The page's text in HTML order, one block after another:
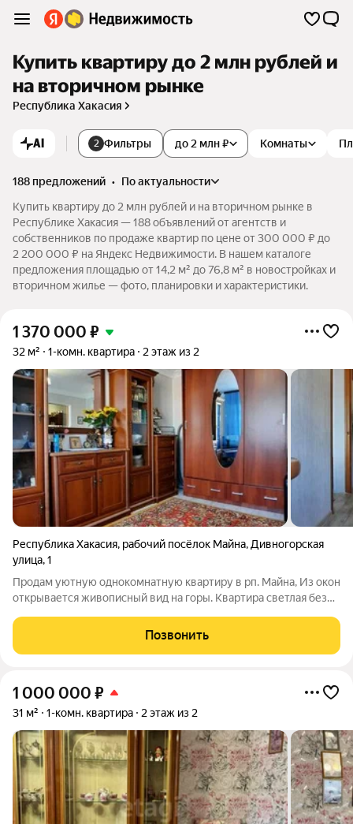
Купить квартиру до 2 млн рублей и
на вторичном рынке
Республика Хакасия
AI 2 Фильтры Комнаты
до 2 млн ₽
188 предложений •
по актуальности
Купить квартиру до 2 млн рублей и на вторичном рынке в
Республике Хакасия — 188 объявлений от агентств и
собственников по продаже квартир по цене от 300 000 ₽ до
2 200 000 ₽ на Яндекс Недвижимости. В нашем каталоге
предложения площадью от 14,2 м² до 76,8 м² в новостройках и
вторичном жилье — фото, планировки и характеристики.
1 370 000 ₽
32 м² 1-комн. квартира 2 этаж из 2
Республика Хакасия, рабочий посёлок Майна, Дивногорская
улица,1
Продам уютную однокомнатную квартиру в рп. Майна, Из окон
открывается живописный вид на горы. Квартира светлая без
поменяно, дорогая входная дверь, чистый подьезд,
добродушные соседи. Возможен
Позвонить
1 000 000 ₽
31 м² 1-комн. квартира 2 этаж из 2